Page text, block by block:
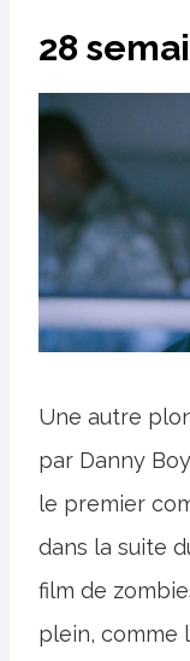
28
Une autre
par Danny
le premier
dans la suite
film de
plein, comme